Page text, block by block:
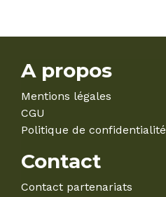
A propos
Mentions légales
CGU
Politique de confidentialité
Contact
Contact partenariats